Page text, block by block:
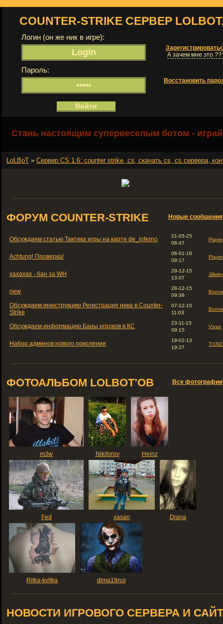
COUNTER-STRIKE СЕРВЕР
Логин (он же ник в игре):
А зачем мне это
Пароль:
Восстановить
Стань настоящим супервеселым ботом -
LoLBoT » Сервер СS 1.6: counter strike, cs, скачать cs, cs сервера,
Новые сообщения
ФОРУМ COUNTER-STRIKE
Обсуждаем статью Тактика игры на карте de_inferno
21-05-25
06:47
Achtung! Проверка!
06-01-16
09:17
хахахах - бан за WH
29-12-15
13:07
new
28-12-15
09:38
Обсуждаем инюструкцию Регистрация ника в Counter-
Strike
07-12-15
11:03
Обсуждаем информацию Баны игроков в КС
23-11-15
09:15
Vivan
Набор админов нового поколения
19-02-13
19:27
Все фотографии
ФОТОАЛЬБОМ LOLBOT’ОВ
m3w Nikiforov Heinz
Fed xasan Diana
Ritka-kvitka dima18rus
НОВОСТИ ИГРОВОГО СЕРВЕРА И